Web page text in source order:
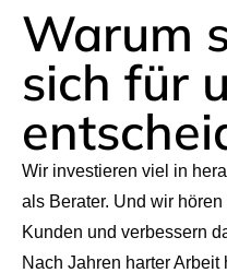
Warum
sich für
Wir investieren viel in
als Berater. Und wir
Kunden und verbessern
Nach Jahren harter